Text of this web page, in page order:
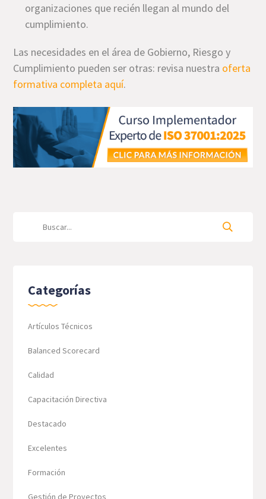
organizaciones que recién llegan al mundo del
cumplimiento.
Las necesidades en el área de Gobierno, Riesgo y
Cumplimiento pueden ser otras: revisa nuestra oferta
formativa completa aquí.
Categorías
Artículos Técnicos
Balanced Scorecard
Calidad
Capacitación Directiva
Destacado
Excelentes
Formación
Gestión de Proyectos